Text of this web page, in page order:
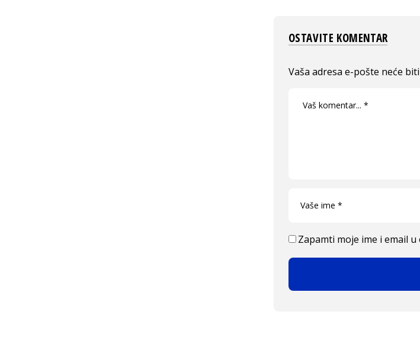
OSTAVITE KOMENTAR
Vaša adresa e-pošte neće
Zapamti moje ime i email